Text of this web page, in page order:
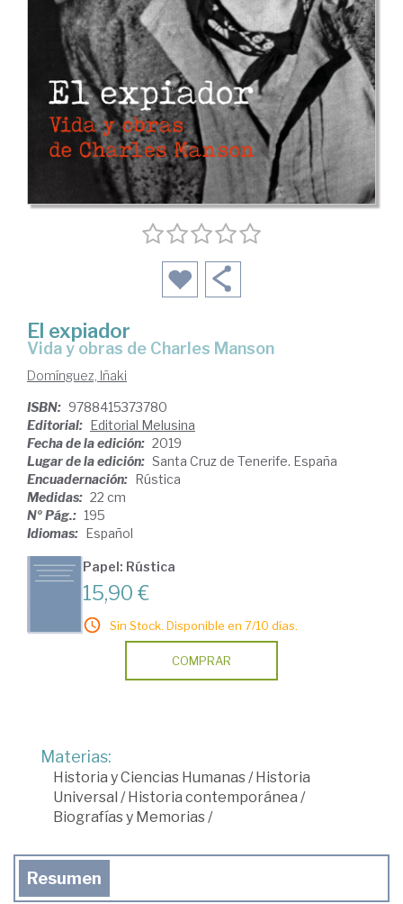
El expiador
vida y obras de Charles Manson
Domínguez, Iñaki
ISBN: 9788415373780
Editorial: Editorial Melusina
Fecha de la edición: 2019
Lugar de la edición: Santa Cruz de Tenerife. España
Encuadernación: Rústica
Medidas: 22 cm
Nº Pág.: 195
Idiomas: Español
Papel: Rústica
15,90 €
Sin Stock. Disponible en 7/10 días.
COMPRAR
Materias:
Historia y Ciencias Humanas /Historia
Universal /Historia contemporánea /
Biografías y Memorias /
Resumen